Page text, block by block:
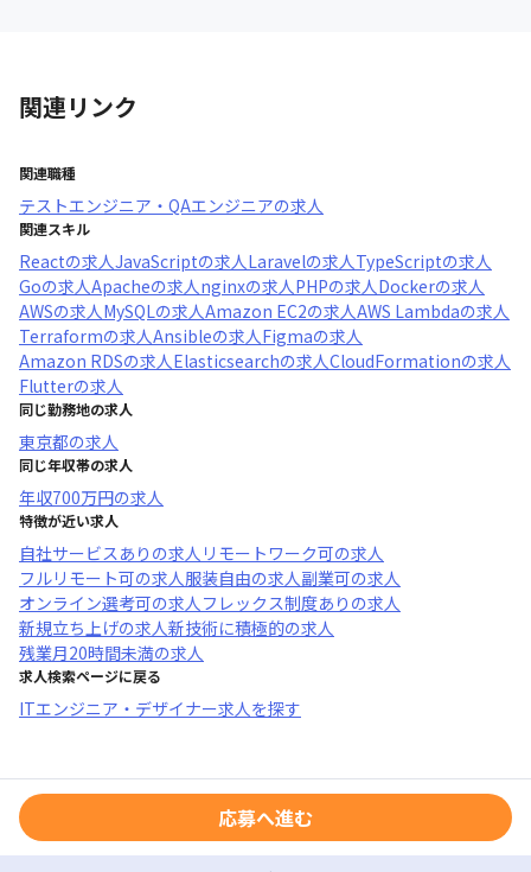
関連リンク
関連職種
テストエンジニア・QAエンジニアの求人
関連スキル
Reactの求人JavaScriptの求人Laravelの求人TypeScriptの求人
Goの求人Apacheの求人nginxの求人PHPの求人Dockerの求人
AWSの求人MySQLの求人Amazon EC2の求人AWS Lambdaの求人
Terraformの求人Ansibleの求人Figmaの求人
Amazon RDSの求人Elasticsearchの求人CloudFormationの求人
Flutterの求人
同じ勤務地の求人
東京都の求人
同じ年収帯の求人
年収700万円の求人
特徴が近い求人
自社サービスあり の求人 リモートワーク可の求人
フルリモート可の求人服装自由の求人副業可の求人
オンライン選考可の求人フレックス制度あり の求人
新規立ち上げの求人新技術に積極的の求人
残業月20時間未満の求人
求人検索ページに戻る
ITエンジニア・デザイナー求人を探す
応募へ進む